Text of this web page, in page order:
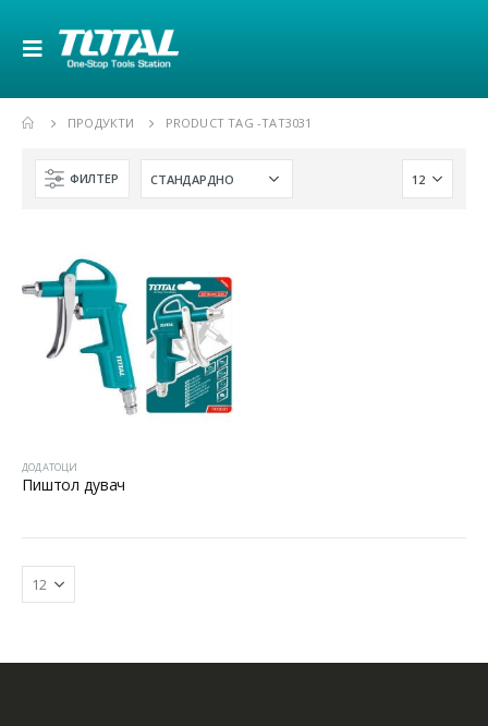
ПРОДУКТИ PRODUCT TAG -TAT3031
ФИЛТЕР
ДОДАТОЦИ
Пиштол дувач